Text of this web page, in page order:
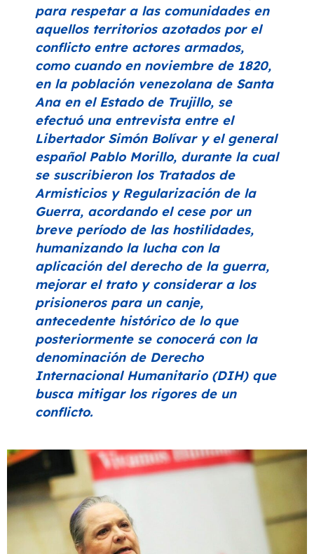
para respetar a las comunidades en
aquellos territorios azotados por el
conflicto entre actores armados,
como cuando en noviembre de 1820,
en la población venezolana de Santa
Ana en el Estado de Trujillo, se
efectuó una entrevista entre el
Libertador Simón Bolívar y el general
español Pablo Morillo, durante la cual
se suscribieron los Tratados de
Armisticios y Regularización de la
Guerra, acordando el cese por un
breve período de las hostilidades,
humanizando la lucha con la
aplicación del derecho de la guerra,
mejorar el trato y considerar a los
prisioneros para un canje,
antecedente histórico de lo que
posteriormente se conocerá con la
denominación de Derecho
Internacional Humanitario (DIH) que
busca mitigar los rigores de un
conflicto.